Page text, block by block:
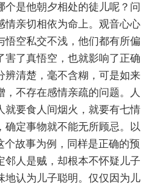
个是他朝夕相处的徒儿呢？问
情亲切相依为命上。观音心心
悟空私交不浅，他们都有所偏
害了真悟空，也就影响了正确
辨清楚，毫不含糊，可是如来
不存在感情亲疏的问题。人
就要食人间烟火，就要有七情
确定事物就不能无所顾忌。以
个故事为例，同样是正确的预
邻人是贼，却根本不怀疑儿子
地认为儿子聪明。仅仅因为儿